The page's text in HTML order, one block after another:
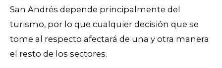
San Andrés depende principalmente del
turismo, por lo que cualquier decisión que se
tome al respecto afectará de una y otra manera
el resto de los sectores.